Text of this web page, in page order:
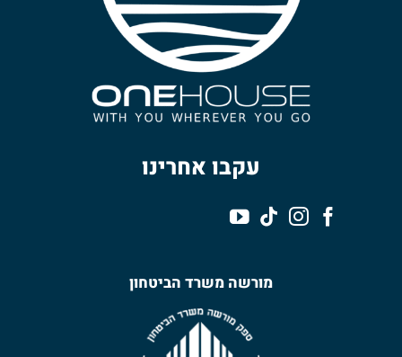
עקבו אחרינו
מורשה משרד הביטחון